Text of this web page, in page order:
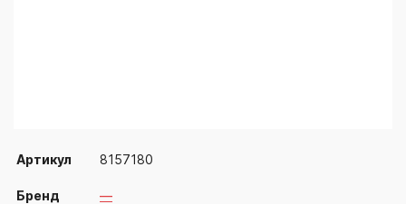
Артикул 8157180
Бренд —